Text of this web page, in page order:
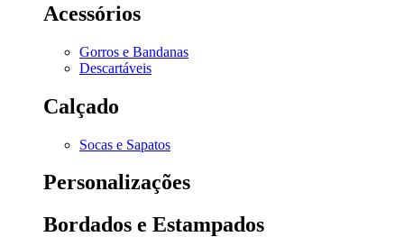
Acessórios
Gorros e Bandanas
Descartáveis
Calçado
Socas e Sapatos
Personalizações
Bordados e Estampados